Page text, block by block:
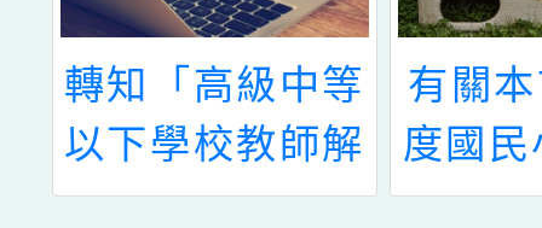
轉知「高級中等
以下學校教師解
聘不續聘停聘或
有關
度國
兒園